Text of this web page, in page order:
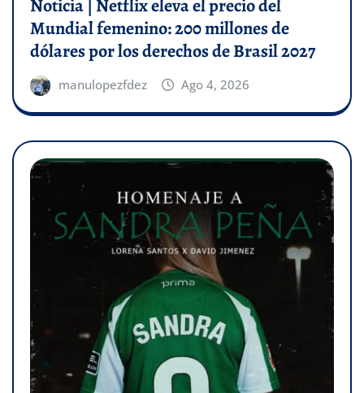
Noticia | Netflix eleva el precio del
Mundial femenino: 200 millones de
dólares por los derechos de Brasil 2027
manulopezfdez Ago 4, 2026